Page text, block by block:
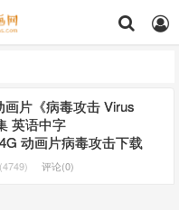
画片《病毒攻击 Virus
英语中字
动画片病毒攻击下载
评论(0)